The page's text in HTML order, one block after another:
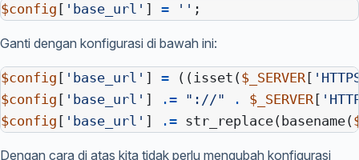
$config [ 'base_url' ] = '' ;
Ganti dengan konfigurasi di bawah ini:
$config [ 'base_url' ] = ((isset ($_SERVER [
$config [ 'base_url' ] .= "://" . $_SERVER [
$config [ 'base_url' ] .= str_replace( basename(
Dengan cara di atas kita tidak perlu mengubah konfigurasi